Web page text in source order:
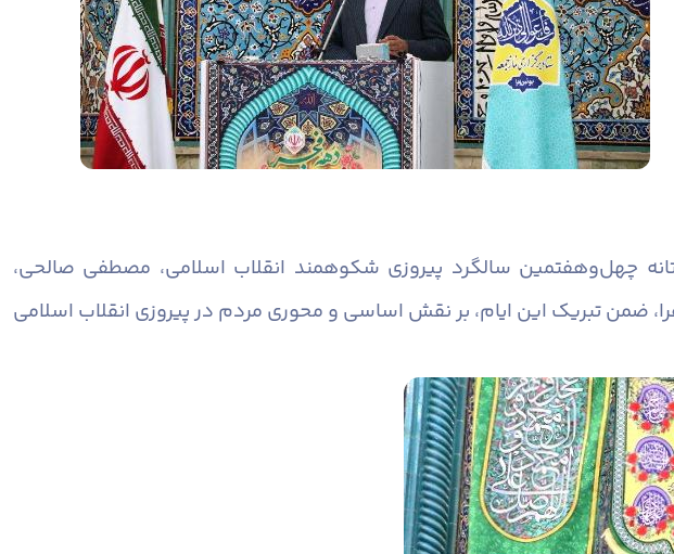
چهل‌وهفتمین سالگرد پیروزی شکوهمند انقلاب اسلامی، مصطفی صالحی،
ضمن تبریک این ایام، بر نقش اساسی و محوری مردم در پیروزی انقلاب اسلامی